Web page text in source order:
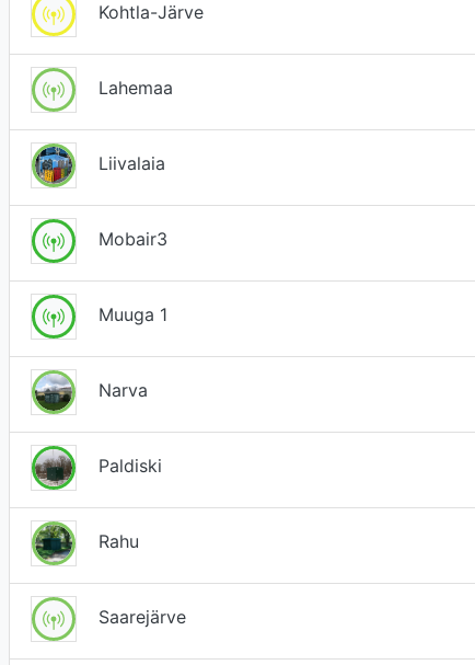
Kohtla-Järve
Lahemaa
Liivalaia
Mobair3
Muuga 1
Narva
Paldiski
Rahu
Saarejärve